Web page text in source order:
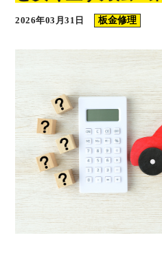
2026年03月31日 板金修理